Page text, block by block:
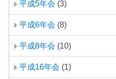
平成5年会 (3)
平成6年会 (8)
平成8年会 (10)
平成16年会 (1)